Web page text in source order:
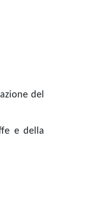
del
e della